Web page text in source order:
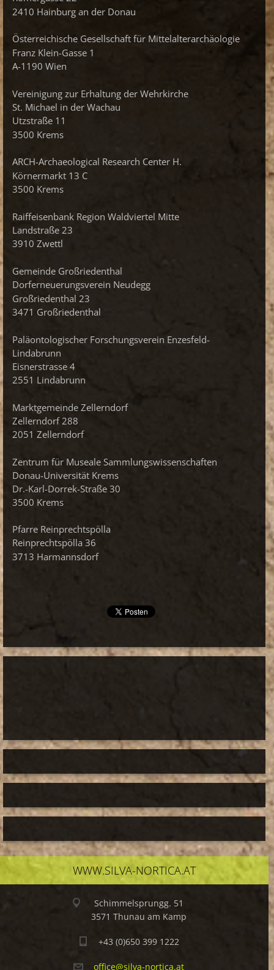
2410 Hainburg an der Donau
Österreichische Gesellschaft für Mittelalterarchäologie
Franz Klein-Gasse 1
A-1190 Wien
Vereinigung zur Erhaltung der Wehrkirche
St. Michael in der Wachau
Utzstraße 11
3500 Krems
ARCH-Archaeological Research Center H.
Körnermarkt 13 C
3500 Krems
Raiffeisenbank Region Waldviertel Mitte
Landstraße 23
3910 Zwettl
Gemeinde Großriedenthal
Dorferneuerungsverein Neudegg
Großriedenthal 23
3471 Großriedenthal
Paläontologischer Forschungsverein Enzesfeld-
Lindabrunn
Eisnerstrasse 4
2551 Lindabrunn
Marktgemeinde Zellerndorf
Zellerndorf 288
2051 Zellerndorf
Zentrum für Museale Sammlungswissenschaften
Donau-Universität Krems
Dr.-Karl-Dorrek-Straße 30
3500 Krems
Pfarre Reinprechtspölla
Reinprechtspölla 36
3713 Harmannsdorf
WWW.SILVA-NORTICA.AT
Schimmelsprungg. 51
3571 Thunau am Kamp
+43 (0)650 399 1222
office@silva-nortica.at